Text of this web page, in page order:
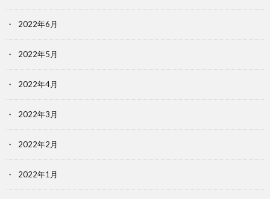
2022年6月
2022年5月
2022年4月
2022年3月
2022年2月
2022年1月